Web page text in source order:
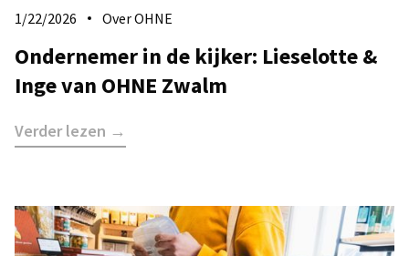
1/22/2026 Over OHNE
Ondernemer in de kijker: Lieselotte &
Inge van OHNE Zwalm
Verder lezen →